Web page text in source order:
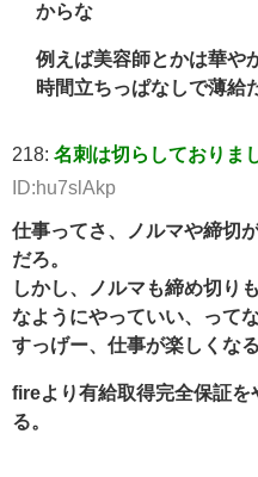
からな
例えば美容師とかは華や
時間立ちっぱなしで薄給
218: 名刺は切らしておりま
ID:hu7slAkp
仕事ってさ、ノルマや締切
だろ。
しかし、ノルマも締め切り
なようにやっていい、って
すっげー、仕事が楽しくなる
fireより有給取得完全保証
る。